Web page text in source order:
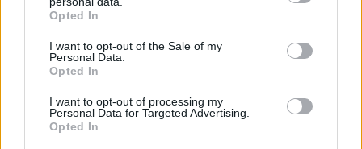
grant or deny consent to Google and its third-party tags to
use your data for below specified purposes in below Google
consent section.
Opted In
I want to opt-out of the Sale of my
Personal Data.
Opted In
I want to opt-out of processing my
Personal Data for Targeted Advertising.
Opted In